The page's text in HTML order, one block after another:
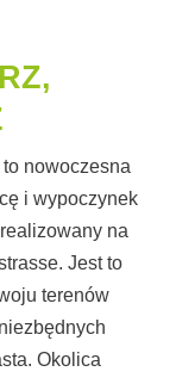
nowoczesna
i wypoczynek
na
Jest to
terenów
Okolica